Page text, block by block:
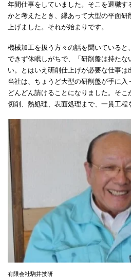
年間仕事をしていました。そこを退職す
かと考えたとき、縁あって大型の平面研
上げました。それが始まりです。
機械加工を扱う方々の話を聞いている
できず休眠しがちで、「研削盤は持たな
い。とはいえ研削仕上げが必要な仕事
当社は、ちょうど大型の研削盤が手に
どんどん請けることになりました。そこ
切削、熱処理、表面処理まで、一貫工程
有限会社駒井技研